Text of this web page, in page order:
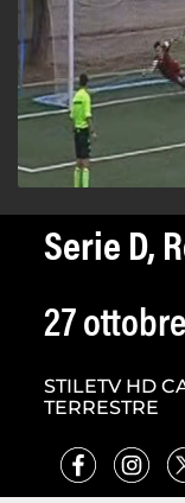
Serie D,
27
STILETV HD
TERRESTRE